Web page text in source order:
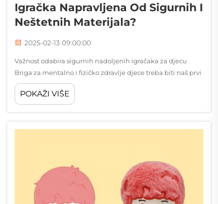
Igračka Napravljena Od Sigurnih I
Neštetnih Materijala?
2025-02-13 09:00:00
Važnost odabira sigurnih nadoljenih igračaka za djecu
Briga za mentalno i fizičko zdravlje djece treba biti naš prvi
prioritet, a sve počinje odabirom sigurnih igračaka za njih,
posebno onih mekih nadoljenih koje toliko vole. Ove...
POKAŽI VIŠE